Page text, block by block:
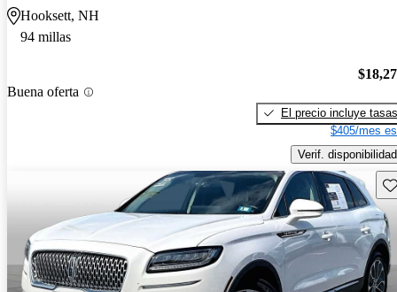
Hooksett, NH
94 millas
Buena oferta
El precio incluye tasas
$405/mes
Verif. disponibilidad